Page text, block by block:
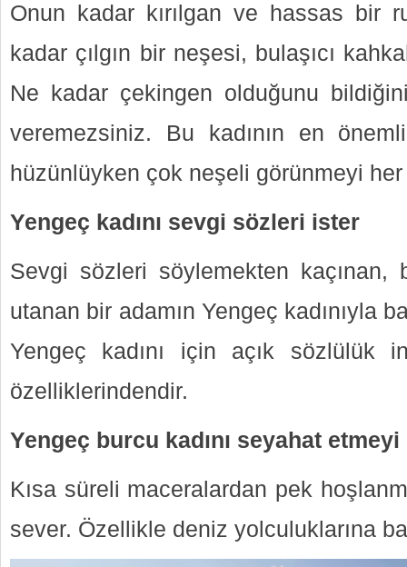
Onun kadar kırılgan ve hassas bir
kadar çılgın bir neşesi, bulaşıcı
Ne kadar çekingen olduğunu
veremezsiniz. Bu kadının en
hüzünlüyken çok neşeli görünmeyi her
Yengeç kadını sevgi sözleri ister
Sevgi sözleri söylemekten kaçınan,
utanan bir adamın Yengeç kadınıyla
Yengeç kadını için açık sözlülük
özelliklerindendir.
Yengeç burcu kadını seyahat
Kısa süreli maceralardan pek
sever. Özellikle deniz yolculuklarına